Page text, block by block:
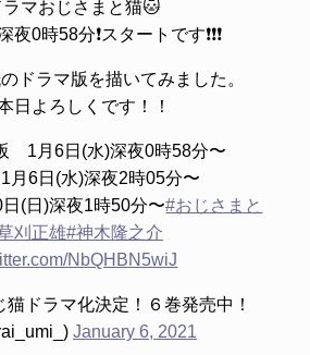
ラマおじさまと猫🐱
0時58分❗️スタートです❗️❗️❗️
ドラマ版を描いてみました。
日よろしくです！！
1月6日(水)深夜0時58分〜
6日(水)深夜2時05分〜
(日)深夜1時50分〜#おじさまと
刈正雄#神木隆之介
NbQHBN5wiJ
ドラマ化決定！６巻発売中！
January 6, 2021